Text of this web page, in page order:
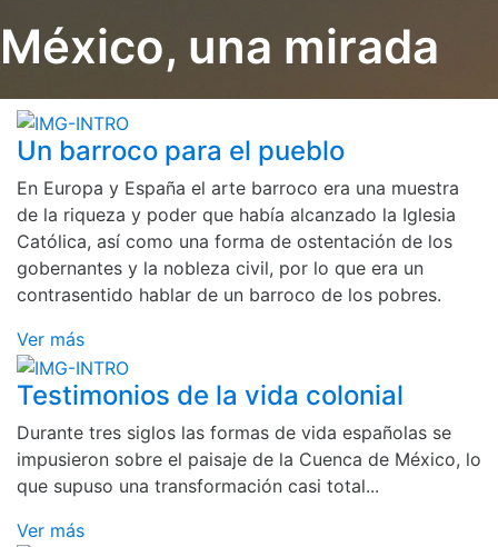
México, una mirada
Un barroco para el pueblo
En Europa y España el arte barroco era una muestra
de la riqueza y poder que había alcanzado la Iglesia
Católica, así como una forma de ostentación de los
gobernantes y la nobleza civil, por lo que era un
contrasentido hablar de un barroco de los pobres.
Ver más
Testimonios de la vida colonial
Durante tres siglos las formas de vida españolas se
impusieron sobre el paisaje de la Cuenca de México, lo
que supuso una transformación casi total...
Ver más